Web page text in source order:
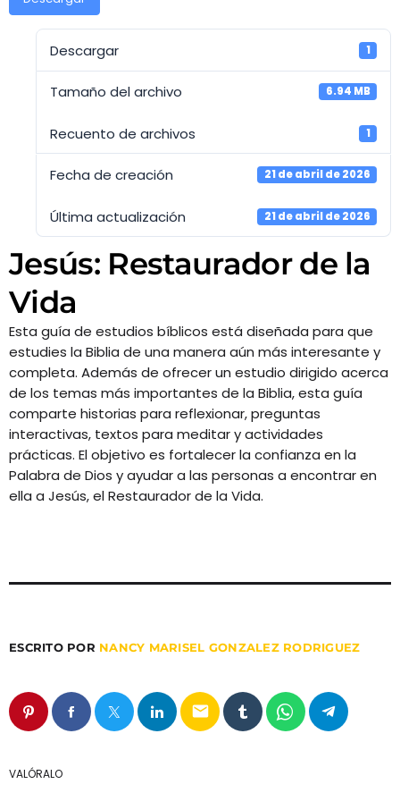
HISTORIA
NUESTRO EQUIPO
PROYECTOS
ANGELES DE ESPERANZA
CLUB DE AMIGOS
CURSOS BÍBLICOS
Archives
junio 2026
noviembre 2025
agosto 2025
noviembre 2024
Categories
Eventos
Descargar 1
Tamaño del archivo 6.94 MB
Recuento de archivos 1
Fecha de creación 21 de abril de 2026
Última actualización 21 de abril de 2026
Jesús: Restaurador de la
Vida
Esta guía de estudios bíblicos está diseñada para que
estudies la Biblia de una manera aún más interesante y
completa. Además de ofrecer un estudio dirigido acerca
de los temas más importantes de la Biblia, esta guía
comparte historias para reflexionar, preguntas
interactivas, textos para meditar y actividades
prácticas. El objetivo es fortalecer la confianza en la
Palabra de Dios y ayudar a las personas a encontrar en
ella a Jesús, el Restaurador de la Vida.
ESCRITO POR NANCY MARISEL GONZALEZ RODRIGUEZ
email
VALÓRALO